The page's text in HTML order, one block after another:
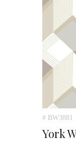
# BW3881
York